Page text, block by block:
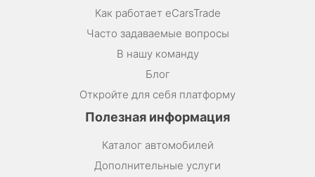
Как работает eCarsTrade
Часто задаваемые вопросы
В нашу команду
Блог
Откройте для себя платформу
Полезная информация
Каталог автомобилей
Дополнительные услуги